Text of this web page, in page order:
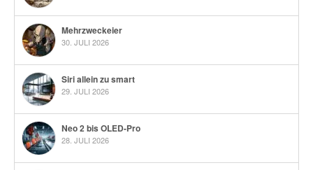
Mehrzweckeier
30. JULI 2026
Siri allein zu smart
29. JULI 2026
Neo 2 bis OLED-Pro
28. JULI 2026